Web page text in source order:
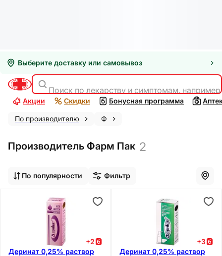
Выберите доставку или самовывоз
Поиск по лекарству и симптомам,
Акции Скидки Бонусная программа
По производителю Ф
Производитель Фарм Пак 2
По популярности Фильтр
+2
Деринат 0,25% раствор
+3
Деринат 0,25% раствор